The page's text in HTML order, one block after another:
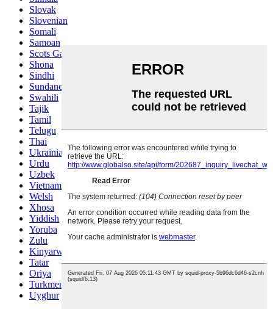
Slovak
Slovenian
Somali
Samoan
Scots Gaelic
Shona
Sindhi
Sundanese
Swahili
Tajik
Tamil
Telugu
Thai
Ukrainian
Urdu
Uzbek
Vietnamese
Welsh
Xhosa
Yiddish
Yoruba
Zulu
Kinyarwanda
Tatar
Oriya
Turkmen
Uyghur